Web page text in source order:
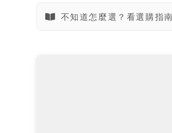
不知道怎麼選？看選購指南